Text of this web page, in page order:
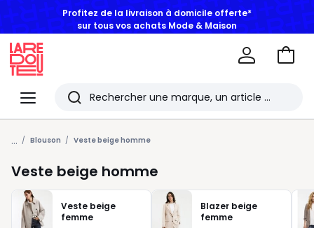
Menu
Redoute
Rechercher
Les
derniers
articles
consultés
Aller
... Blouson Veste beige homme
Veste beige homme
Veste beige
femme
Blazer beige
femme